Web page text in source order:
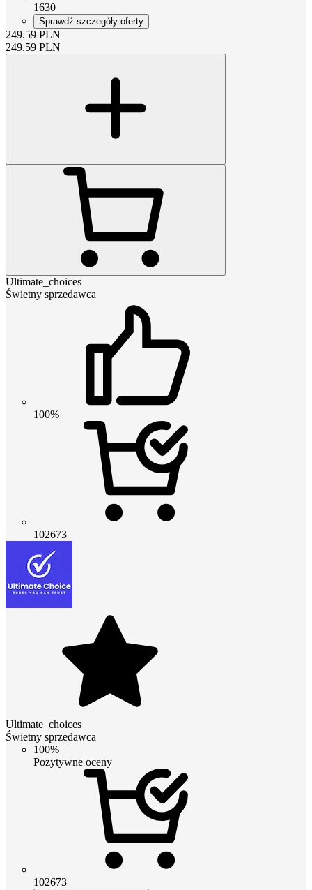
1630
Sprawdź szczegóły oferty
249.59 PLN
249.59 PLN
Ultimate_choices
Świetny sprzedawca
100%
102673
Ultimate_choices
Świetny sprzedawca
100%
Pozytywne oceny
102673